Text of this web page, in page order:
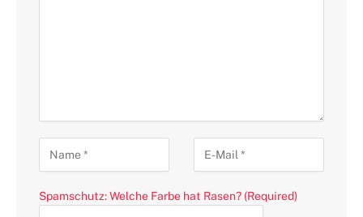
Spamschutz: Welche Farbe hat Rasen? (Required)